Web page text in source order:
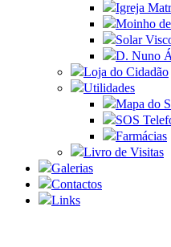
Igreja
Moinho
Solar
D. Nuno
Loja do Cidadão
Utilidades
Mapa do
SOS
Farmácias
Livro de Visitas
Galerias
Contactos
Links